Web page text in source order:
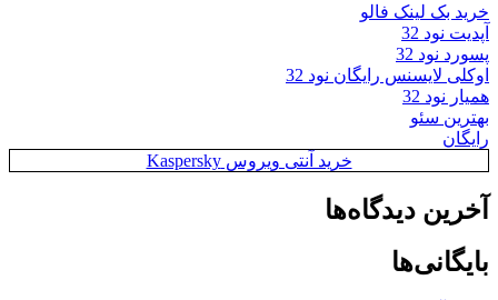
خرید بک لینک فالو
آپدیت نود 32
پسورد نود 32
اوکلی لایسنس رایگان نود 32
همیار نود 32
بهترین سئو
رایگان
خرید آنتی ویروس Kaspersky
آخرین دیدگاه‌ها
بایگانی‌ها